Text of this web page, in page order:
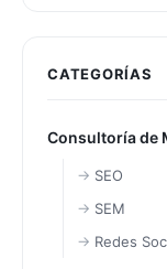
CATEGORÍAS
Consultoría de
SEO
SEM
Redes